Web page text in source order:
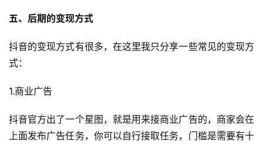
五、后期的变现方式
抖音的变现方式有很多，在这里我只分享一些常见的变现方
式：
1.商业广告
抖音官方出了一个星图，就是用来接商业广告的，商家会在
上面发布广告任务，你可以自行接取任务，门槛是需要有十